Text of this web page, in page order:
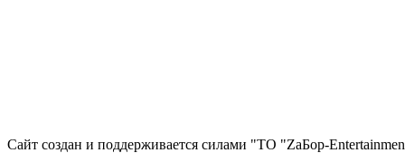
Сайт создан и поддерживается силами "ТО "ZаБор-